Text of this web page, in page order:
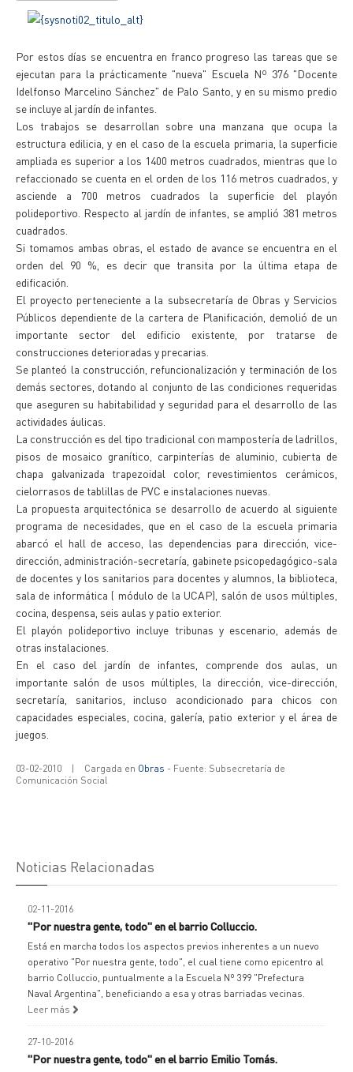
Por estos días se encuentra en franco progreso las tareas que se
ejecutan para la prácticamente "nueva" Escuela Nº 376 "Docente
Idelfonso Marcelino Sánchez" de Palo Santo, y en su mismo predio
se incluye al jardín de infantes.
Los trabajos se desarrollan sobre una manzana que ocupa la
estructura edilicia, y en el caso de la escuela primaria, la superficie
ampliada es superior a los 1400 metros cuadrados, mientras que lo
refaccionado se cuenta en el orden de los 116 metros cuadrados, y
asciende a 700 metros cuadrados la superficie del playón
polideportivo. Respecto al jardín de infantes, se amplió 381 metros
cuadrados.
Si tomamos ambas obras, el estado de avance se encuentra en el
orden del 90 %, es decir que transita por la última etapa de
edificación.
El proyecto perteneciente a la subsecretaría de Obras y Servicios
Públicos dependiente de la cartera de Planificación, demolió de un
importante sector del edificio existente, por tratarse de
construcciones deterioradas y precarias.
Se planteó la construcción, refuncionalización y terminación de los
demás sectores, dotando al conjunto de las condiciones requeridas
que aseguren su habitabilidad y seguridad para el desarrollo de las
actividades áulicas.
La construcción es del tipo tradicional con mampostería de ladrillos,
pisos de mosaico granítico, carpinterías de aluminio, cubierta de
chapa galvanizada trapezoidal color, revestimientos cerámicos,
cielorrasos de tablillas de PVC e instalaciones nuevas.
La propuesta arquitectónica se desarrollo de acuerdo al siguiente
programa de necesidades, que en el caso de la escuela primaria
abarcó el hall de acceso, las dependencias para dirección, vice-
dirección, administración-secretaría, gabinete psicopedagógico-sala
de docentes y los sanitarios para docentes y alumnos, la biblioteca,
sala de informática ( módulo de la UCAP), salón de usos múltiples,
cocina, despensa, seis aulas y patio exterior.
El playón polideportivo incluye tribunas y escenario, además de
otras instalaciones.
En el caso del jardín de infantes, comprende dos aulas, un
importante salón de usos múltiples, la dirección, vice-dirección,
secretaría, sanitarios, incluso acondicionado para chicos con
capacidades especiales, cocina, galería, patio exterior y el área de
juegos.
03-02-2010 | Cargada en Obras - Fuente: Subsecretaría de
Comunicación Social
Noticias Relacionadas
02-11-2016
"Por nuestra gente, todo" en el barrio Colluccio.
Está en marcha todos los aspectos previos inherentes a un nuevo
operativo "Por nuestra gente, todo", el cual tiene como epicentro al
barrio Colluccio, puntualmente a la Escuela Nº 399 "Prefectura
Naval Argentina", beneficiando a esa y otras barriadas vecinas.
Leer más
27-10-2016
"Por nuestra gente, todo" en el barrio Emilio Tomás.